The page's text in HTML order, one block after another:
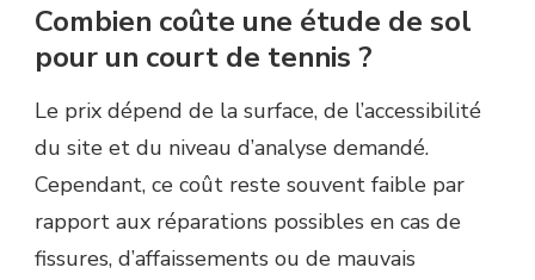
Combien coûte une étude de sol
pour un court de tennis ?
Le prix dépend de la surface, de l’accessibilité
du site et du niveau d’analyse demandé.
Cependant, ce coût reste souvent faible par
rapport aux réparations possibles en cas de
fissures, d’affaissements ou de mauvais